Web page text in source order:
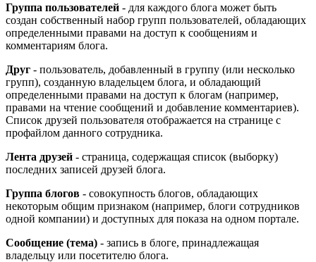
Группа пользователей - для каждого блога может быть
создан собственный набор групп пользователей, обладающих
определенными правами на доступ к сообщениям и
комментариям блога.
Друг - пользователь, добавленный в группу (или несколько
групп), созданную владельцем блога, и обладающий
определенными правами на доступ к блогам (например,
правами на чтение сообщений и добавление комментариев).
Список друзей пользователя отображается на странице с
профайлом данного сотрудника.
Лента друзей - страница, содержащая список (выборку)
последних записей друзей блога.
Группа блогов - совокупность блогов, обладающих
некоторым общим признаком (например, блоги сотрудников
одной компании) и доступных для показа на одном портале.
Сообщение (тема) - запись в блоге, принадлежащая
владельцу или посетителю блога.